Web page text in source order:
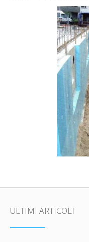
ULTIMI ARTICOLI